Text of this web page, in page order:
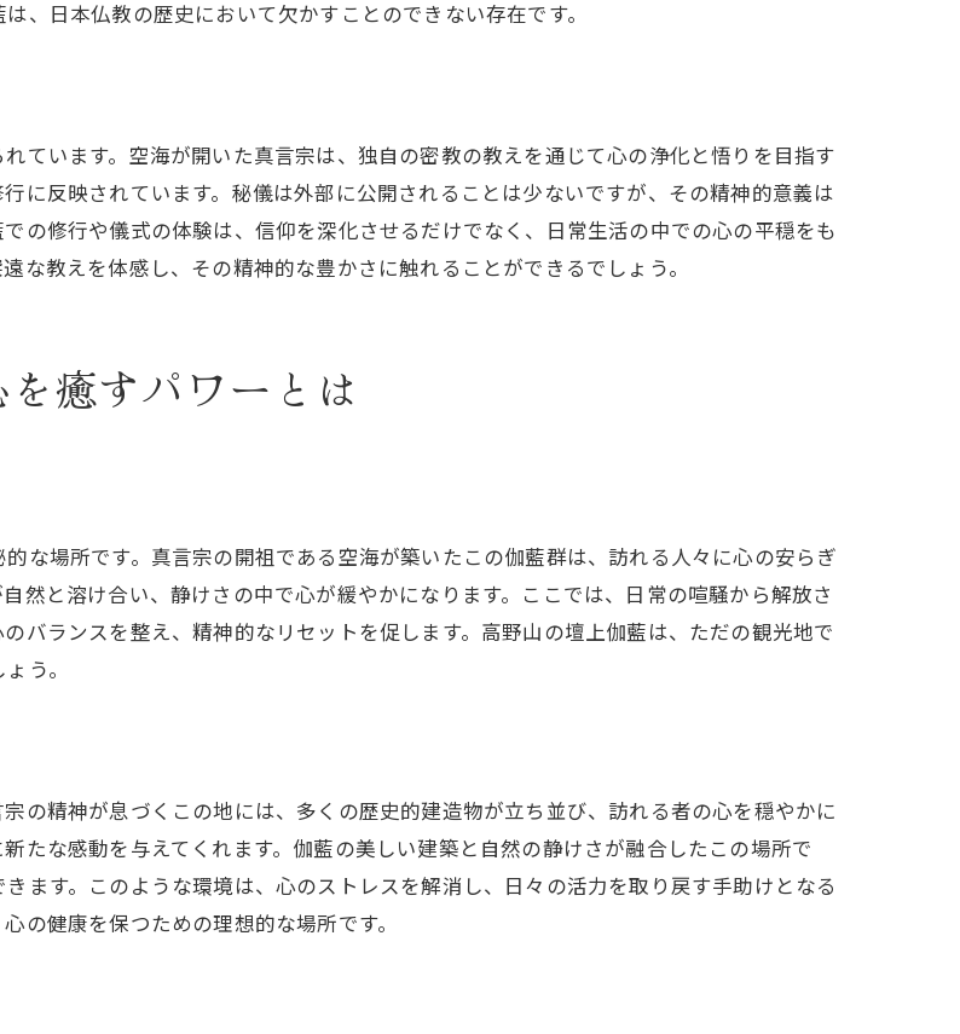
を離れ心をリセットする場所
の訪問者を魅了する理由
伽藍を訪れることで得られるもの
的な経験を提供する環境
者が語る壇上伽藍での体験談
上伽藍で見つける自己と静寂の関係
平穏を取り戻すための静けさ
い自己理解を促す環境
の中で見つける新たな自分
、日本仏教の歴史において欠かすことのできない存在です。
ています。空海が開いた真言宗は、独自の密教の教えを通じて心の浄化と悟りを目指す
に反映されています。秘儀は外部に公開されることは少ないですが、その精神的意義は
の修行や儀式の体験は、信仰を深化させるだけでなく、日常生活の中での心の平穏をも
な教えを体感し、その精神的な豊かさに触れることができるでしょう。
癒すパワーとは
な場所です。真言宗の開祖である空海が築いたこの伽藍群は、訪れる人々に心の安らぎ
然と溶け合い、静けさの中で心が緩やかになります。ここでは、日常の喧騒から解放さ
バランスを整え、精神的なリセットを促します。高野山の壇上伽藍は、ただの観光地で
う。
の精神が息づくこの地には、多くの歴史的建造物が立ち並び、訪れる者の心を穏やかに
たな感動を与えてくれます。伽藍の美しい建築と自然の静けさが融合したこの場所で
ます。このような環境は、心のストレスを解消し、日々の活力を取り戻す手助けとなる
の健康を保つための理想的な場所です。